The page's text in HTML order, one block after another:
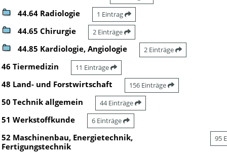
44.64 Radiologie 1 Eintrag
44.65 Chirurgie 2 Einträge
44.85 Kardiologie, Angiologie 2 Einträge
46 Tiermedizin 11 Einträge
48 Land- und Forstwirtschaft 156 Einträge
50 Technik allgemein 44 Einträge
51 Werkstoffkunde 6 Einträge
52 Maschinenbau, Energietechnik,
Fertigungstechnik
95